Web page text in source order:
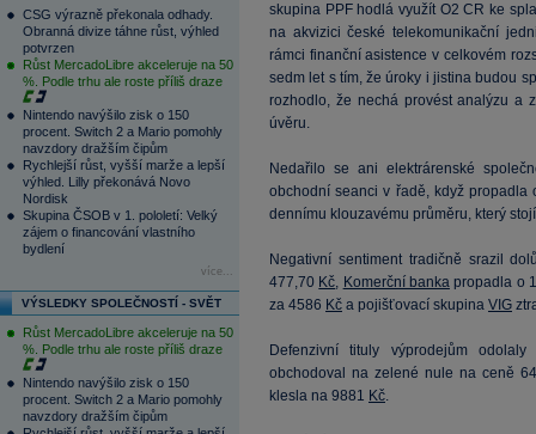
CSG výrazně překonala odhady.
Obranná divize táhne růst, výhled
potvrzen
Růst MercadoLibre akceleruje na 50
%. Podle trhu ale roste příliš draze
Nintendo navýšilo zisk o 150
procent. Switch 2 a Mario pomohly
navzdory dražším čipům
Rychlejší růst, vyšší marže a lepší
výhled. Lilly překonává Novo
Nordisk
Skupina ČSOB v 1. pololetí: Velký
zájem o financování vlastního
bydlení
více...
VÝSLEDKY SPOLEČNOSTÍ - SVĚT
Růst MercadoLibre akceleruje na 50
%. Podle trhu ale roste příliš draze
Nintendo navýšilo zisk o 150
procent. Switch 2 a Mario pomohly
navzdory dražším čipům
skupina PPF hodlá využít O2 CR ke
na akvizici české telekomunikační
rámci finanční asistence v celkovém
sedm let s tím, že úroky i jistina budou
rozhodlo, že nechá provést analýzu a
úvěru.
Nedařilo se ani elektrárenské
obchodní seanci v řadě, když
dennímu klouzavému průměru, který
Negativní sentiment tradičně srazil
477,70 Kč, Komerční bankapropadla o
za 4586 Kč a pojišťovací skupina VIG
Defenzivní tituly výprodejům
obchodoval na zelené nule na ceně
klesla na 9881 Kč.